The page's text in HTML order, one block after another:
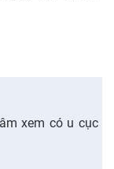
xem có u cục